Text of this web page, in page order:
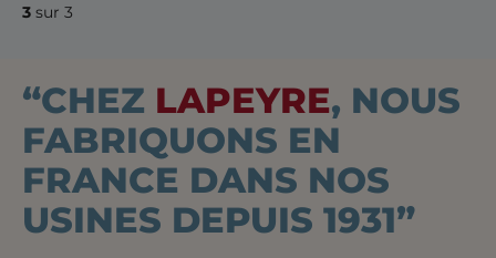
3 sur 3
“CHEZ LAPEYRE, NOUS
FABRIQUONS EN
FRANCE DANS NOS
USINES DEPUIS 1931”